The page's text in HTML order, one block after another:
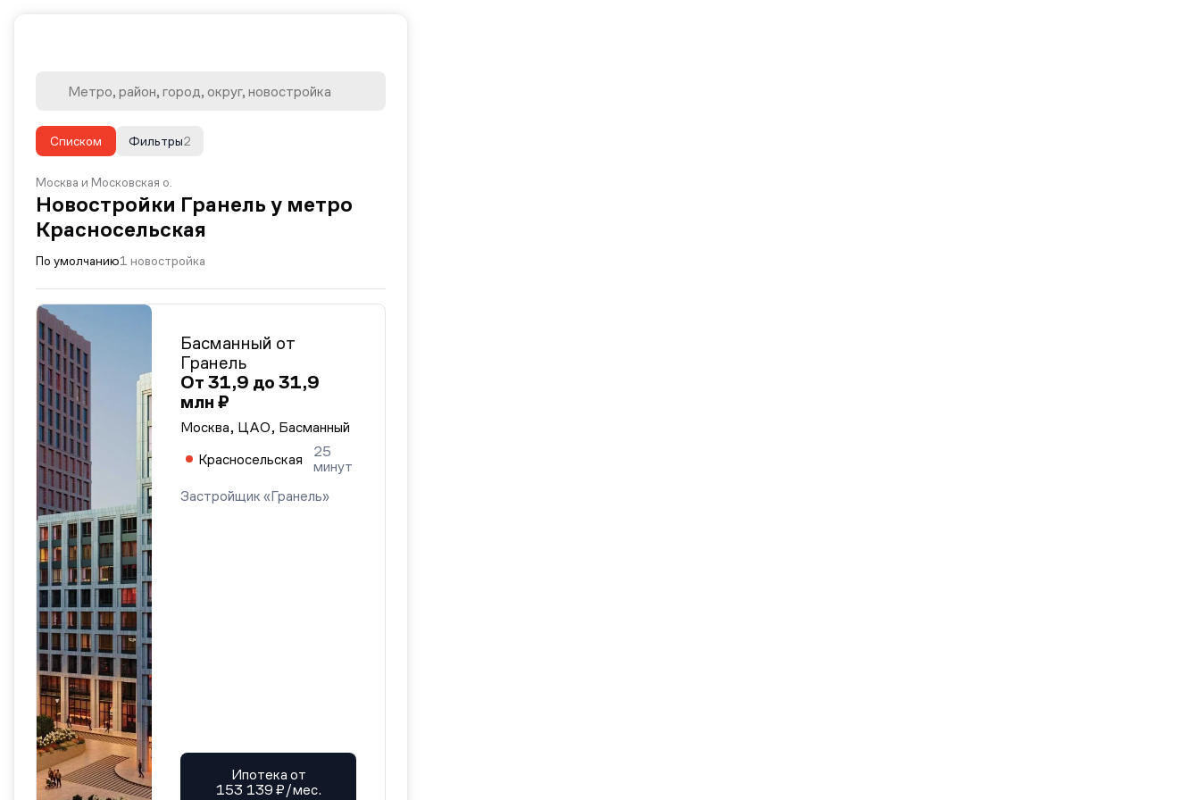
Списком 2
Фильтры
Москва и Московская о.
Новостройки Гранель у метро
Красносельская
По умолчанию1 новостройка
Басманный от
Гранель
От 31,9 до 31,9
млн ₽
Москва, ЦАО, Басманный
Красносельская
25
минут
Застройщик «Гранель»
Ипотека от
153 139 ₽/мес.